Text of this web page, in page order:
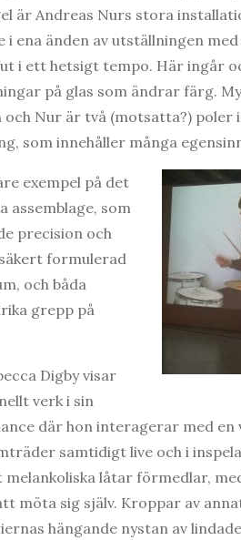
är Andreas Nurs stora
i ena änden av utställningen
i ett hetsigt tempo. Här ingår
på glas som ändrar färg.
och Nur är två (motsatta?) poler
som innehåller många
exempel på det
assemblage, som
precision och
formulerad
och båda
grepp på
Digby visar
verk i sin
där hon interagerar med en
samtidigt live och i
låtar förmedlar,
möta sig själv. Kroppar av
hängande nystan av